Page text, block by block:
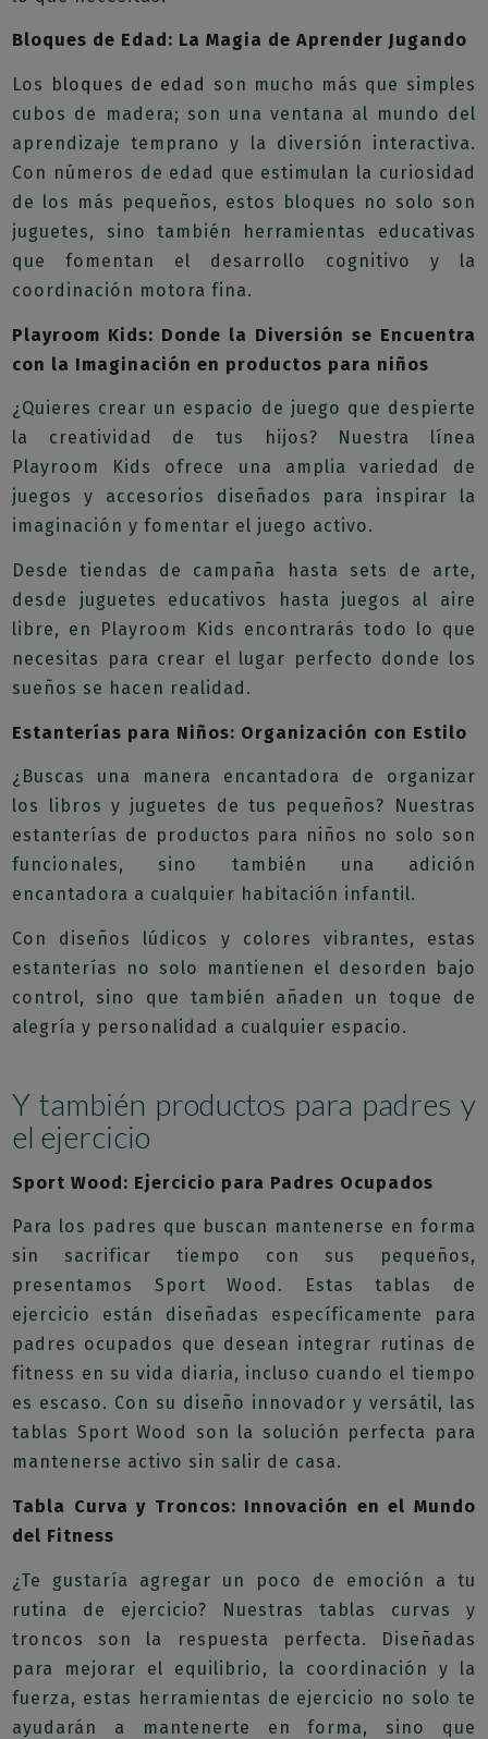
Bloques de Edad: La Magia de Aprender Jugando
Los bloques de edad son mucho más que simples
cubos de madera; son una ventana al mundo del
aprendizaje temprano y la diversión interactiva.
Con números de edad que estimulan la curiosidad
de los más pequeños, estos bloques no solo son
juguetes, sino también herramientas educativas
que fomentan el desarrollo cognitivo y la
coordinación motora fina.
Playroom Kids: Donde la Diversión se Encuentra
con la Imaginación en productos para niños
¿Quieres crear un espacio de juego que despierte
la creatividad de tus hijos? Nuestra línea
Playroom Kids ofrece una amplia variedad de
juegos y accesorios diseñados para inspirar la
imaginación y fomentar el juego activo.
Desde tiendas de campaña hasta sets de arte,
desde juguetes educativos hasta juegos al aire
libre, en Playroom Kids encontrarás todo lo que
necesitas para crear el lugar perfecto donde los
sueños se hacen realidad.
Estanterías para Niños: Organización con Estilo
¿Buscas una manera encantadora de organizar
los libros y juguetes de tus pequeños? Nuestras
estanterías de productos para niños no solo son
funcionales, sino también una adición
encantadora a cualquier habitación infantil.
Con diseños lúdicos y colores vibrantes, estas
estanterías no solo mantienen el desorden bajo
control, sino que también añaden un toque de
alegría y personalidad a cualquier espacio.
Y también productos para padres y
el ejercicio
Sport Wood: Ejercicio para Padres Ocupados
Para los padres que buscan mantenerse en forma
sin sacrificar tiempo con sus pequeños,
presentamos Sport Wood. Estas tablas de
ejercicio están diseñadas específicamente para
padres ocupados que desean integrar rutinas de
fitness en su vida diaria, incluso cuando el tiempo
es escaso. Con su diseño innovador y versátil, las
tablas Sport Wood son la solución perfecta para
mantenerse activo sin salir de casa.
Tabla Curva y Troncos: Innovación en el Mundo
del Fitness
¿Te gustaría agregar un poco de emoción a tu
rutina de ejercicio? Nuestras tablas curvas y
troncos son la respuesta perfecta. Diseñadas
para mejorar el equilibrio, la coordinación y la
fuerza, estas herramientas de ejercicio no solo te
ayudarán a mantenerte en forma, sino que